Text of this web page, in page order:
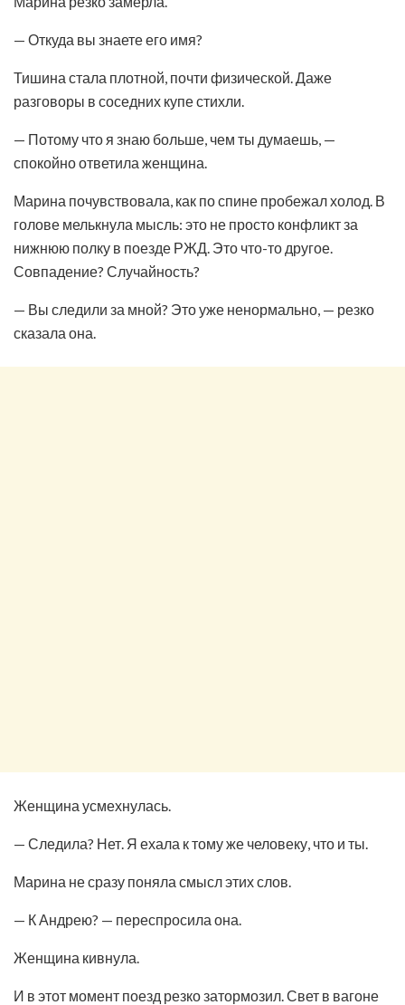
— Откуда вы знаете его имя?
Тишина стала плотной, почти физической. Даже
разговоры в соседних купе стихли.
— Потому что я знаю больше, чем ты думаешь, —
спокойно ответила женщина.
Марина почувствовала, как по спине пробежал холод. В
голове мелькнула мысль: это не просто конфликт за
нижнюю полку в поезде РЖД. Это что-то другое.
Совпадение? Случайность?
— Вы следили за мной? Это уже ненормально, — резко
сказала она.
Женщина усмехнулась.
— Следила? Нет. Я ехала к тому же человеку, что и ты.
Марина не сразу поняла смысл этих слов.
— К Андрею? — переспросила она.
Женщина кивнула.
И в этот момент поезд резко затормозил. Свет в вагоне